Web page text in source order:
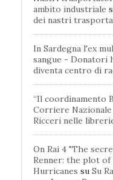
ambito industriale
dei nastri
In Sardegna l'ex
sangue - Donatori
diventa centro di
“Il coordinamento
Corriere
Ricceri nelle
On Rai 4 "The
Renner: the plot of
Hurricanes su Su